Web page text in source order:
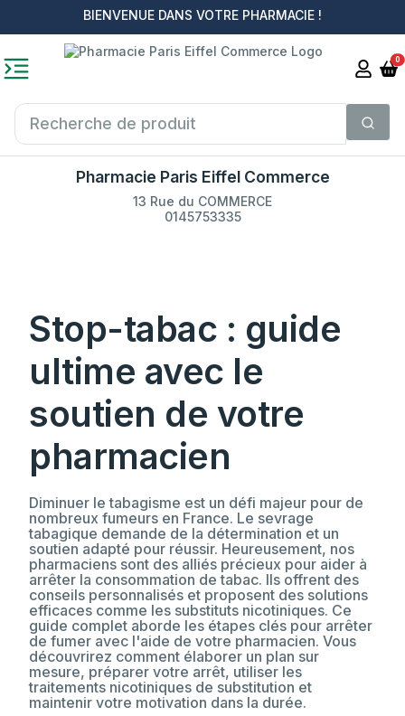
BIENVENUE DANS VOTRE PHARMACIE !
0
Pharmacie Paris Eiffel Commerce
13 Rue du COMMERCE
0145753335
Stop-tabac : guide
ultime avec le
soutien de votre
pharmacien
Diminuer le tabagisme est un défi majeur pour de
nombreux fumeurs en France. Le sevrage
tabagique demande de la détermination et un
soutien adapté pour réussir. Heureusement, nos
pharmaciens sont des alliés précieux pour aider à
arrêter la consommation de tabac. Ils offrent des
conseils personnalisés et proposent des solutions
efficaces comme les substituts nicotiniques. Ce
guide complet aborde les étapes clés pour arrêter
de fumer avec l'aide de votre pharmacien. Vous
découvrirez comment élaborer un plan sur
mesure, préparer votre arrêt, utiliser les
traitements nicotiniques de substitution et
maintenir votre motivation dans la durée.